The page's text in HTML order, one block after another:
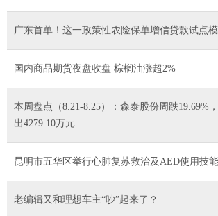
广东首单！这一政策性农险保单增信贷款试点
国内商品期货夜盘收盘 棕榈油涨超2%
本周盘点（8.21-8.25）：森泰股份周跌19.69%
出4279.10万元
昆明市五华区举行心肺复苏救治及AED使用技
老编辑又和理想车主“吵”起来了？